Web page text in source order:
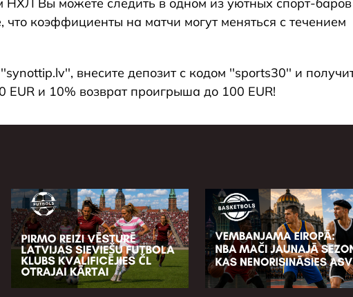
Вы можете следить в одном из уютных спорт-баров
коэффициенты на матчи могут меняться с течением
внесите депозит с кодом ''sports30'' и
EUR и 10% возврат проигрыша до 100 EUR!